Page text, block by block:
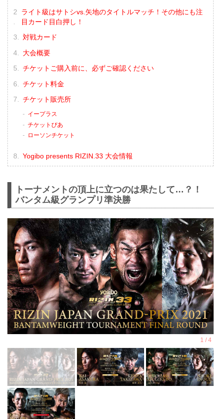
ライト級はサトシvs.矢地のタイトルマッチ！その他にも注
目カード目白押し！
対戦カード
大会概要
チケットご購入前に、必ずご確認ください
チケット料金
チケット販売所
イープラス
チケットぴあ
ローソンチケット
Yogibo presents RIZIN.33 大会情報
トーナメントの頂上に立つのは果たして…？！
バンタム級グランプリ準決勝